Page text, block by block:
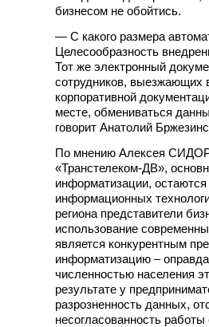
бизнесом не обойтись.
— С какого размера
Целесообразность
Тот же электронный
сотрудников, выезжающих
корпоративной
месте, обмениваться
говорит Анатолий
По мнению Алексея
«Транстелеком-ДВ»,
информатизации,
информационных
региона представители
использование
является конкурентным
информатизацию –
численностью населения
результате у
разрозненность данных,
несогласованность